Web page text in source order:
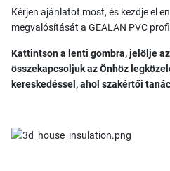
Kérjen ajánlatot most, és kezdje el
megvalósítását a GEALAN PVC
Kattintson a lenti gombra, jelölje
összekapcsoljuk az Önhöz
kereskedéssel, ahol szakértői